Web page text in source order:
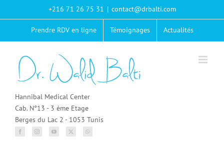
+216 71 26 75 31 | contact@drbalti.com
Prendre RDV en ligne Témoignages Actualités
Hannibal Medical Center
Cab. N°13 - 3 ème Etage
Berges du Lac 2 - 1053 Tunis